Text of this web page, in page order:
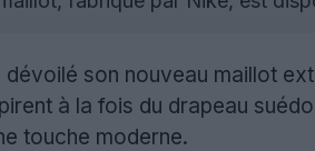
dévoilé son nouveau maillot
à la fois du drapeau
touche moderne.